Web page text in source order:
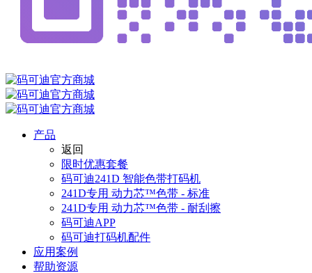
产品
返回
限时优惠套餐
码可迪241D 智能色带打码机
241D专用 动力芯™色带 - 标准
241D专用 动力芯™色带 - 耐刮擦
码可迪APP
码可迪打码机配件
应用案例
帮助资源